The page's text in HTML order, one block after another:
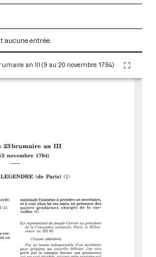
aucune entrée.
an III (9 au 20 novembre 1794)